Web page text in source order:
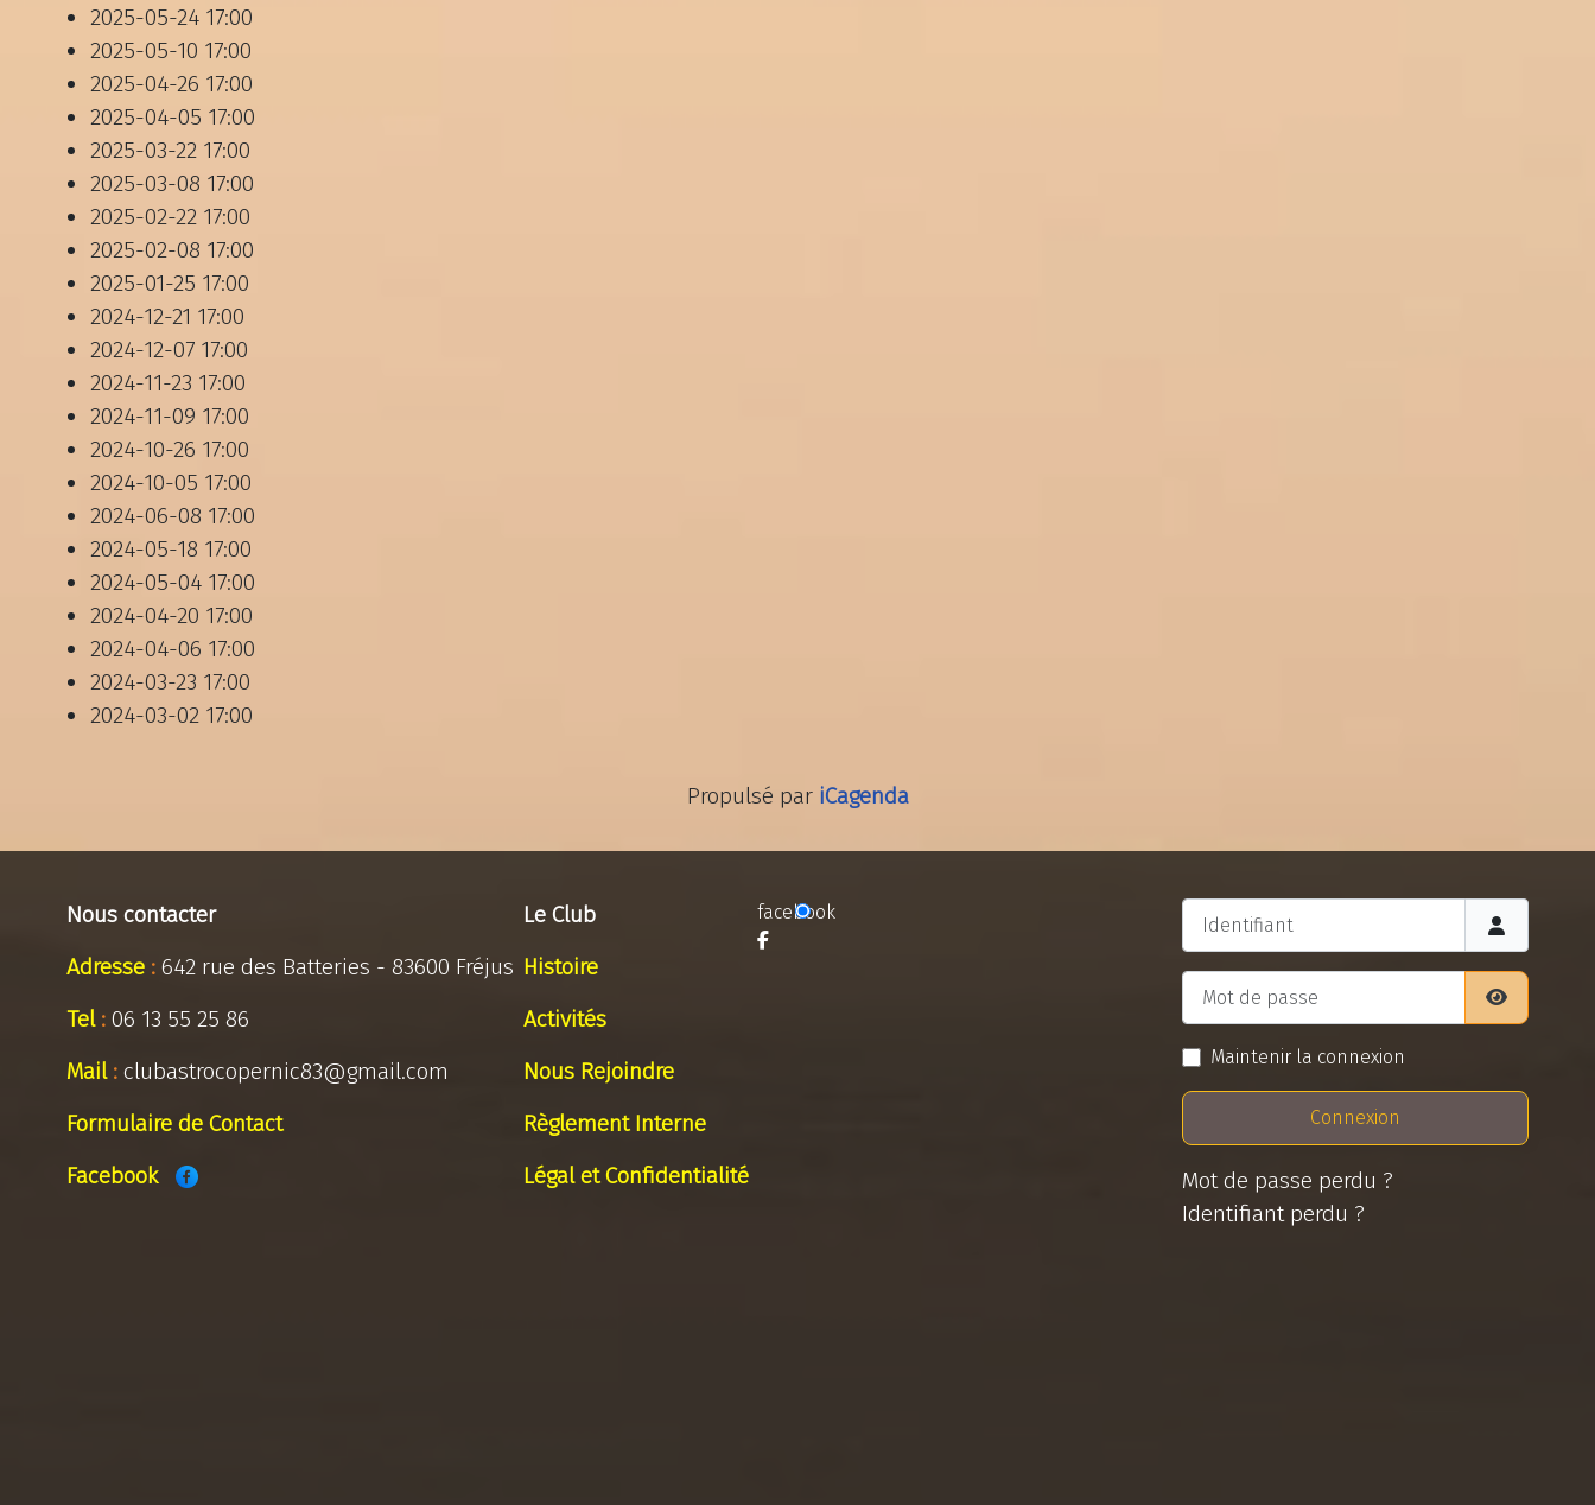
2025-05-24 17:00
2025-05-10 17:00
2025-04-26 17:00
2025-04-05 17:00
2025-03-22 17:00
2025-03-08 17:00
2025-02-22 17:00
2025-02-08 17:00
2025-01-25 17:00
2024-12-21 17:00
2024-12-07 17:00
2024-11-23 17:00
2024-11-09 17:00
2024-10-26 17:00
2024-10-05 17:00
2024-06-08 17:00
2024-05-18 17:00
2024-05-04 17:00
2024-04-20 17:00
2024-04-06 17:00
2024-03-23 17:00
2024-03-02 17:00
Propulsé par iCagenda
Nous contacter
Adresse : 642 rue des Batteries - 83600 Fréjus
Tel: 06 13 55 25 86
Mail: clubastrocopernic83@gmail.com
Formulaire de Contact
Facebook
Le Club
Histoire
Activités
Nous Rejoindre
Règlement Interne
Légal et Confidentialité
facebook Identifiant
Mot de passe
Afficher le
Maintenir la connexion
Connexion
Mot de passe perdu ?
Identifiant perdu ?